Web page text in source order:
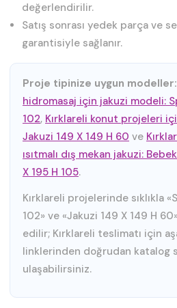
değerlendirilir.
Satış sonrası yedek parça ve
garantisiyle sağlanır.
Proje tipinize uygun modeller:
hidromasaj için jakuzi modeli:
102, Kırklareli konut projeleri
Jakuzi 149 X 149 H 60 ve
ısıtmalı dış mekan jakuzi:
X 195 H 105.
Kırklareli projelerinde sıklıkla
102» ve «Jakuzi 149 X 149 H
edilir; Kırklareli teslimatı için
linklerinden doğrudan katalog
ulaşabilirsiniz.